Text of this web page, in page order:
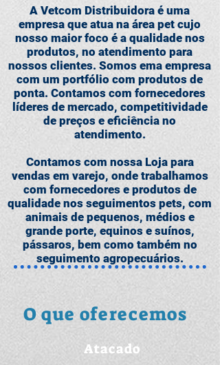
A Vetcom Distribuidora é uma
empresa que atua na área pet cujo
nosso maior foco é a qualidade nos
produtos, no atendimento para
nossos clientes. Somos ema empresa
com um portfólio com produtos de
ponta. Contamos com fornecedores
líderes de mercado, competitividade
de preços e eficiência no
atendimento.
Contamos com nossa Loja para
vendas em varejo, onde trabalhamos
com fornecedores e produtos de
qualidade nos seguimentos pets, com
animais de pequenos, médios e
grande porte, equinos e suínos,
pássaros, bem como também no
seguimento agropecuários.
O que oferecemos
Atacado